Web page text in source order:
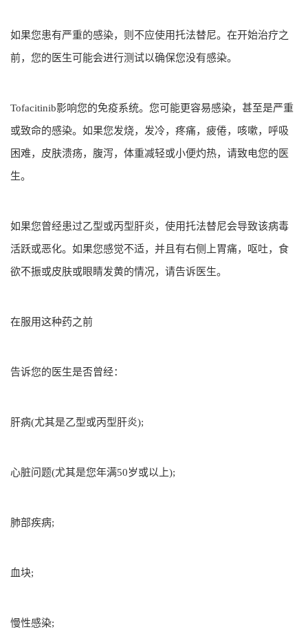
如果您患有严重的感染，则不应使用托法替尼。在开始治疗之
前，您的医生可能会进行测试以确保您没有感染。
Tofacitinib影响您的免疫系统。您可能更容易感染，甚至是严重
或致命的感染。如果您发烧，发冷，疼痛，疲倦，咳嗽，呼吸
困难，皮肤溃疡，腹泻，体重减轻或小便灼热，请致电您的医
生。
如果您曾经患过乙型或丙型肝炎，使用托法替尼会导致该病毒
活跃或恶化。如果您感觉不适，并且有右侧上胃痛，呕吐，食
欲不振或皮肤或眼睛发黄的情况，请告诉医生。
在服用这种药之前
告诉您的医生是否曾经：
肝病(尤其是乙型或丙型肝炎);
心脏问题(尤其是您年满50岁或以上);
肺部疾病;
血块;
慢性感染;